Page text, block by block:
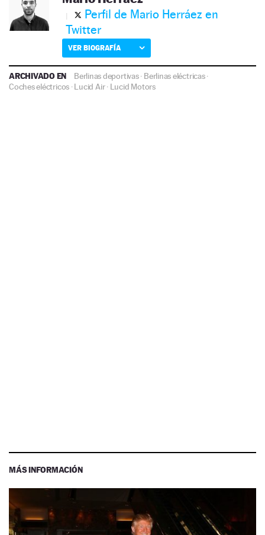
Perfil de Mario Herráez en
Twitter
VER BIOGRAFÍA
ARCHIVADO EN Berlinas deportivas· Berlinas eléctricas·
Coches eléctricos ·Lucid Air· Lucid Motors
MÁS INFORMACIÓN